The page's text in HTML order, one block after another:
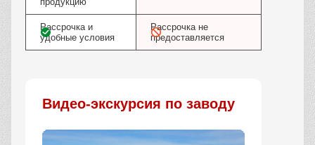
Рассрочка и
удобные условия
Рассрочка не
предоставляется
Видео-экскурсия по заводу